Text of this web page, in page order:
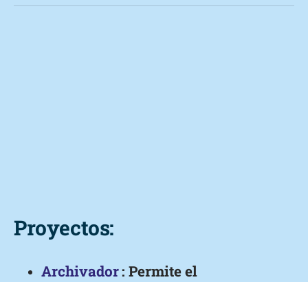
Proyectos:
Archivador: Permite el